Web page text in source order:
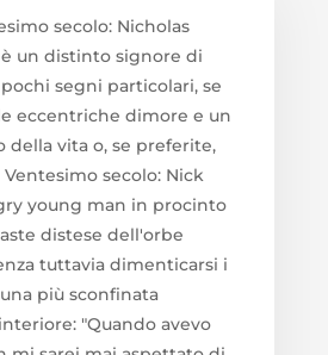
secolo: Nicholas
è un distinto signore di
segni particolari, se
eccentriche dimore e un
della vita o, se preferite,
secolo: Nick
young man in procinto
distese dell'orbe
tuttavia dimenticarsi i
più sconfinata
"Quando avevo